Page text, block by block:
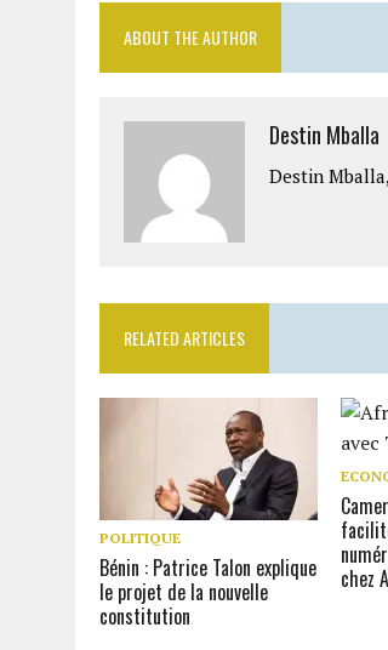
ABOUT THE AUTHOR
Destin Mballa
Destin
RELATED ARTICLES
POLITIQUE
Bénin : Patrice Talon explique
le projet de la nouvelle
constitution
chez